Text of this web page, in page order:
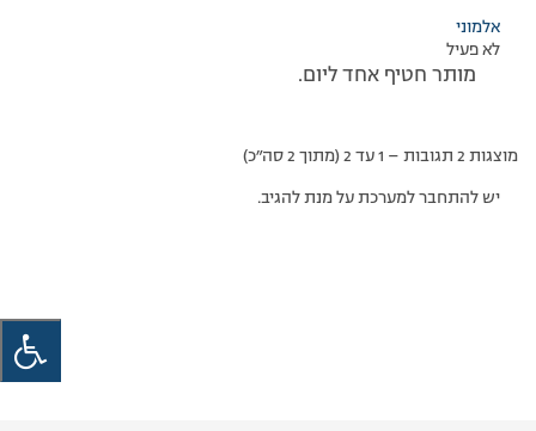
אלמוני
לא פעיל
מותר חטיף אחד ליום.
מוצגות 2 תגובות – 1 עד 2 (מתוך 2 סה״כ)
יש להתחבר למערכת על מנת להגיב.